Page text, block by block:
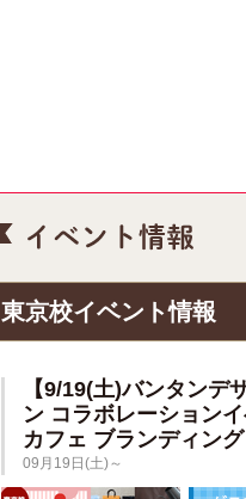
東京校イベント情報
【9/19(土)バンタンデ
ン コラボレーションイ
カフェ ブランディン
09月19日(土)～